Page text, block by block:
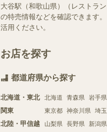
大谷駅（和歌山県）（レストラ
の特売情報などを確認できます
活用ください。
お店を探す
都道府県から探す
北海道・東北 北海道 青森県 岩手県
関東 東京都 神奈川県 埼
北陸・甲信越 山梨県 長野県 新潟県